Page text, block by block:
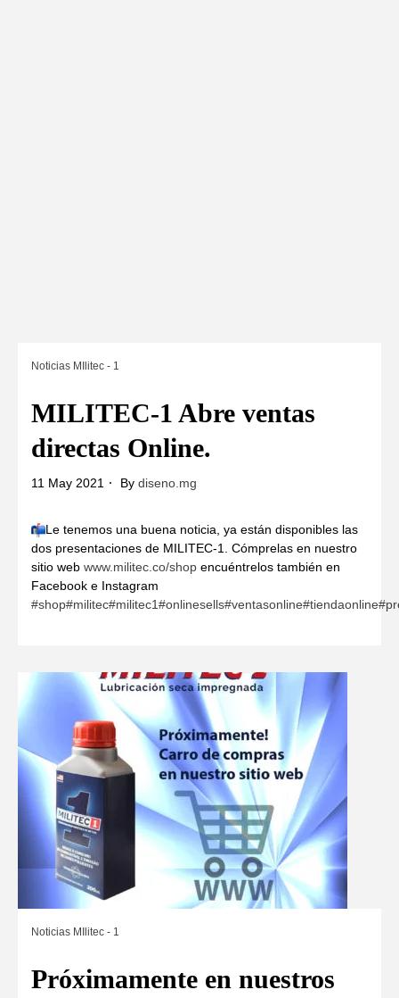
Noticias MIlitec - 1
MILITEC-1 Abre ventas
directas Online.
11 May 2021 By diseno.mg
Le tenemos una buena noticia, ya están disponibles las
dos presentaciones de MILITEC-1. Cómprelas en nuestro
sitio web www.militec.co/shop encuéntrelos también en
Facebook e Instagram
#shop#militec#militec1#onlinesells#ventasonline#tiendaonline
Noticias MIlitec - 1
Próximamente en nuestros